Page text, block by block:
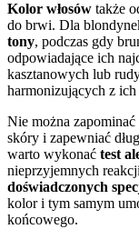
Kolor włosów także
do brwi. Dla
tony, podczas gdy
odpowiadające ich
kasztanowych lub
harmonizujących z
Nie można zapominać
skóry i zapewniać
warto wykonać test
nieprzyjemnych
doświadczonych
kolor i tym samym
końcowego.